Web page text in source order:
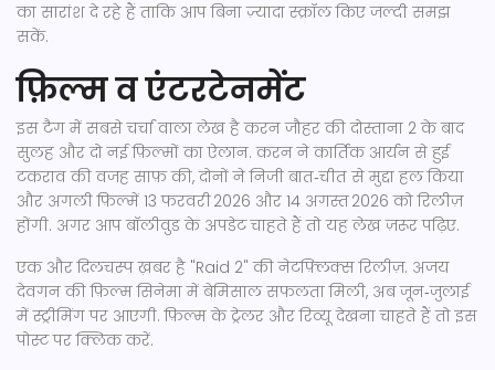
का सारांश दे रहे हैं ताकि आप बिना ज़्यादा स्क्रॉल किए जल्दी समझ
सकें.
फ़िल्म व एंटरटेनमेंट
इस टैग में सबसे चर्चा वाला लेख है करन जौहर की दोस्ताना 2 के बाद
सुलह और दो नई फ़िल्मों का ऐलान. करन ने कार्तिक आर्यन से हुई
टकराव की वजह साफ़ की, दोनों ने निजी बात‑चीत से मुद्दा हल किया
और अगली फ़िल्में 13 फरवरी 2026 और 14 अगस्त 2026 को रिलीज़
होंगी. अगर आप बॉलीवुड के अपडेट चाहते हैं तो यह लेख ज़रूर पढ़िए.
एक और दिलचस्प ख़बर है "Raid 2" की नेटफ़्लिक्स रिलीज़. अजय
देवगन की फ़िल्म सिनेमा में बेमिसाल सफलता मिली, अब जून‑जुलाई
में स्ट्रीमिंग पर आएगी. फ़िल्म के ट्रेलर और रिव्यू देखना चाहते हैं तो इस
पोस्ट पर क्लिक करें.